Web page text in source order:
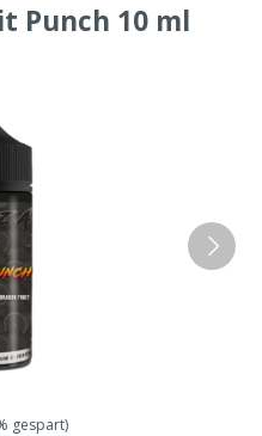
Punch 10 ml
gespart)